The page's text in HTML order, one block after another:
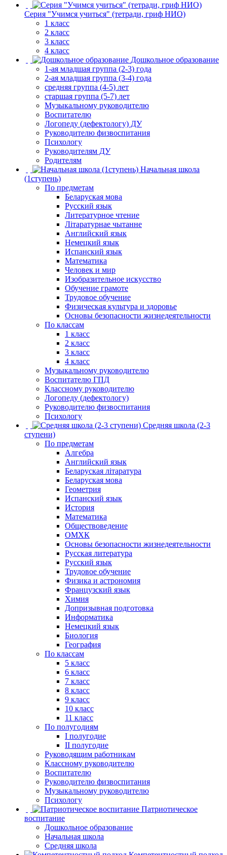
Серия "Учимся учиться" (тетради, гриф НИО)
1 класс
2 класс
3 класс
4 класс
Дошкольное образование
1-ая младшая группа (2-3) года
2-ая младшая группа (3-4) года
средняя группа (4-5) лет
старшая группа (5-7) лет
Музыкальному руководителю
Воспитателю
Логопеду (дефектологу) ДУ
Руководителю физвоспитания
Психологу
Руководителям ДУ
Родителям
Начальная школа
(1ступень)
По предметам
Беларуская мова
Русский язык
Литературное чтение
Літаратурнае чытанне
Английский язык
Немецкий язык
Испанский язык
Математика
Человек и мир
Изобразительное искусство
Обучение грамоте
Трудовое обучение
Физическая культура и здоровье
Основы безопасности жизнедеятельности
По классам
1 класс
2 класс
3 класс
4 класс
Музыкальному руководителю
Воспитателю ГПД
Классному руководителю
Логопеду (дефектологу)
Руководителю физвоспитания
Психологу
Средняя школа (2-3
ступени)
По предметам
Алгебра
Английский язык
Беларуская літаратура
Беларуская мова
Геометрия
Испанский язык
История
Математика
Обществоведение
ОМХК
Основы безопасности жизнедеятельности
Русская литература
Русский язык
Трудовое обучение
Физика и астрономия
Французский язык
Химия
Допризывная подготовка
Информатика
Немецкий язык
Биология
География
По классам
5 класс
6 класс
7 класс
8 класс
9 класс
10 класс
11 класс
По полугодиям
I полугодие
II полугодие
Руководящим работникам
Классному руководителю
Воспитателю
Руководителю физвоспитания
Музыкальному руководителю
Психологу
Патриотическое
воспитание
Дошкольное образование
Начальная школа
Средняя школа